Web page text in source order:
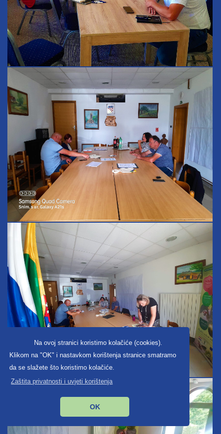
Na ovoj stranici koristimo kolačiće (cookies).
Klikom na "OK" i nastavkom korištenja stranice smatramo
da se slažete što koristimo kolačiće.
Zaštita privatnosti i uvjeti korištenja
OK